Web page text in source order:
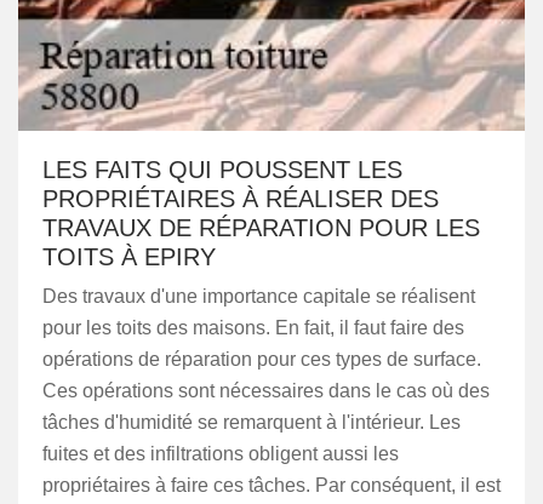
LES FAITS QUI POUSSENT LES
PROPRIÉTAIRES À RÉALISER DES
TRAVAUX DE RÉPARATION POUR LES
TOITS À EPIRY
Des travaux d'une importance capitale se réalisent
pour les toits des maisons. En fait, il faut faire des
opérations de réparation pour ces types de surface.
Ces opérations sont nécessaires dans le cas où des
tâches d'humidité se remarquent à l'intérieur. Les
fuites et des infiltrations obligent aussi les
propriétaires à faire ces tâches. Par conséquent, il est